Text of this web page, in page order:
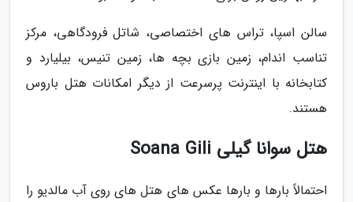
سالن اسپا، تراس های اختصاصی، شاتل فرودگاهی، مرکز
تناسب اندام، زمین بازی بچه ها، زمین تنیس، بیلیارد و
کتابخانه با اینترنت پرسرعت از دیگر امکانات هتل باروس
هستند.
هتل سوانا گیلی Soana Gili
احتمالاً بارها و بارها عکس های هتل های روی آب مالدیو را